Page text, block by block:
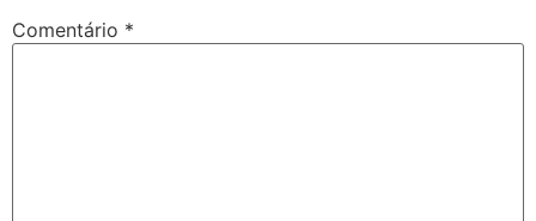
Comentário *